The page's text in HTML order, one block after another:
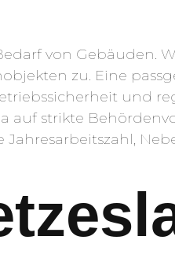
von Gebäuden.
zu. Eine
und
auf strikte